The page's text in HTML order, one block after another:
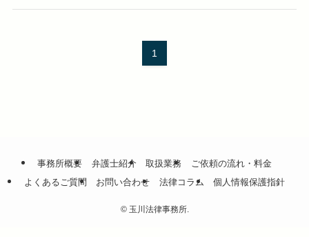
1
事務所概要 弁護士紹介 取扱業務
ご依頼の流れ・料金
よくあるご質問
お問い合わせ 法律コラム 個人情報保護指針
©玉川法律事務所.